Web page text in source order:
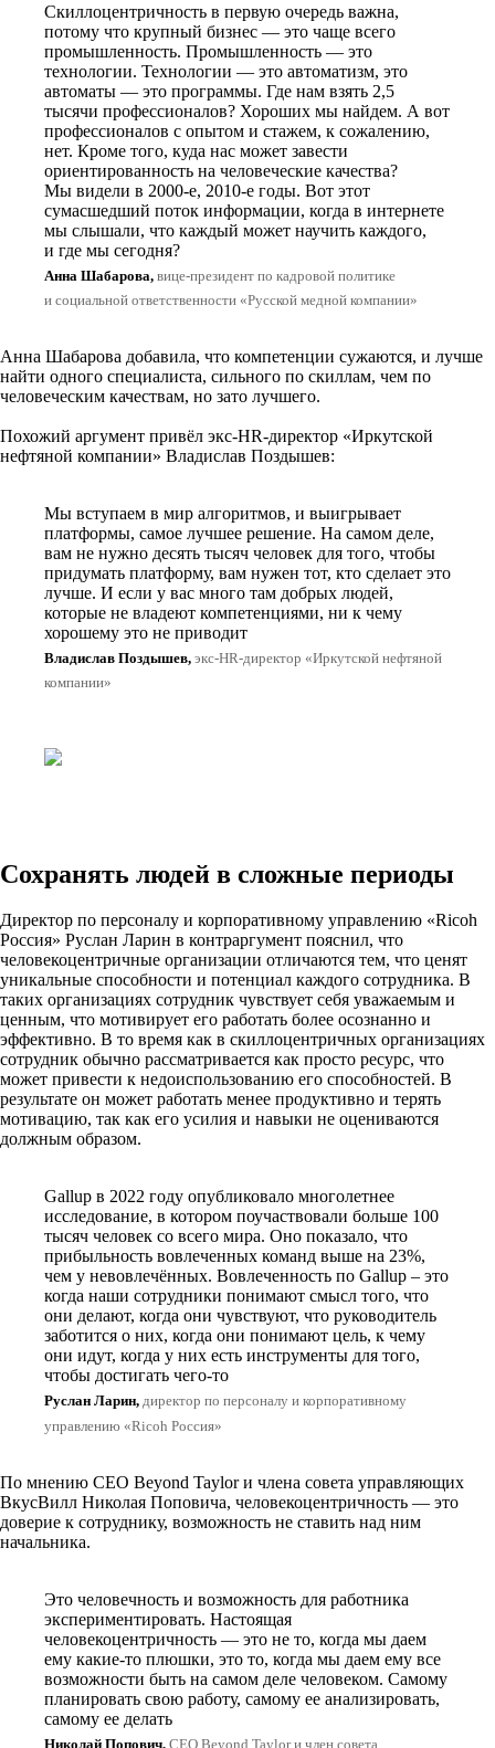
Скиллоцентричность в первую очередь важна,
потому что крупный бизнес — это чаще всего
промышленность. Промышленность — это
технологии. Технологии — это автоматизм, это
автоматы — это программы. Где нам взять 2,5
тысячи профессионалов? Хороших мы найдем. А вот
профессионалов с опытом и стажем, к сожалению,
нет. Кроме того, куда нас может завести
ориентированность на человеческие качества?
Мы видели в 2000-е, 2010-е годы. Вот этот
сумасшедший поток информации, когда в интернете
мы слышали, что каждый может научить каждого,
и где мы сегодня?
Анна Шабарова, вице-президент по кадровой политике
и социальной ответственности «Русской медной компании»
Анна Шабарова добавила, что компетенции сужаются, и лучше
найти одного специалиста, сильного по скиллам, чем по
человеческим качествам, но зато лучшего.
Похожий аргумент привёл экс-HR-директор «Иркутской
нефтяной компании» Владислав Поздышев:
Мы вступаем в мир алгоритмов, и выигрывает
платформы, самое лучшее решение. На самом деле,
вам не нужно десять тысяч человек для того, чтобы
придумать платформу, вам нужен тот, кто сделает это
лучше. И если у вас много там добрых людей,
которые не владеют компетенциями, ни к чему
хорошему это не приводит
Владислав Поздышев, экс-HR-директор «Иркутской нефтяной
компании»
Сохранять людей в сложные периоды
Директор по персоналу и корпоративному управлению «Ricoh
Россия» Руслан Ларин в контраргумент пояснил, что
человекоцентричные организации отличаются тем, что ценят
уникальные способности и потенциал каждого сотрудника. В
таких организациях сотрудник чувствует себя уважаемым и
ценным, что мотивирует его работать более осознанно и
эффективно. В то время как в скиллоцентричных организациях
сотрудник обычно рассматривается как просто ресурс, что
может привести к недоиспользованию его способностей. В
результате он может работать менее продуктивно и терять
мотивацию, так как его усилия и навыки не оцениваются
должным образом.
Gallup в 2022 году опубликовало многолетнее
исследование, в котором поучаствовали больше 100
тысяч человек со всего мира. Оно показало, что
прибыльность вовлеченных команд выше на 23%,
чем у невовлечённых. Вовлеченность по Gallup – это
когда наши сотрудники понимают смысл того, что
они делают, когда они чувствуют, что руководитель
заботится о них, когда они понимают цель, к чему
они идут, когда у них есть инструменты для того,
чтобы достигать чего-то
Руслан Ларин, директор по персоналу и корпоративному
управлению «Ricoh Россия»
По мнению CEO Beyond Taylor и члена совета управляющих
ВкусВилл Николая Поповича, человекоцентричность — это
доверие к сотруднику, возможность не ставить над ним
начальника.
Это человечность и возможность для работника
экспериментировать. Настоящая
человекоцентричность — это не то, когда мы даем
ему какие-то плюшки, это то, когда мы даем ему все
возможности быть на самом деле человеком. Самому
планировать свою работу, самому ее анализировать,
самому ее делать
Николай Попович, CEO Beyond Taylor и член совета